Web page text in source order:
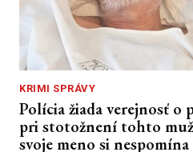
KRIMI SPRÁVY
Polícia žiada verejnosť o
pri stotožnení tohto
svoje meno si nespomína